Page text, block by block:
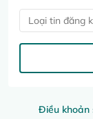
Điều khoản
Loại tin đăng